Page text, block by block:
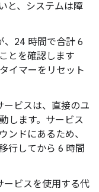
と、システムは障
、24 時間で合計 6
とを確認します
イマーをリセット
ービスは、直接のユ
します。サービス
ンドにあるため、
行してから 6 時間
ービスを使用する代